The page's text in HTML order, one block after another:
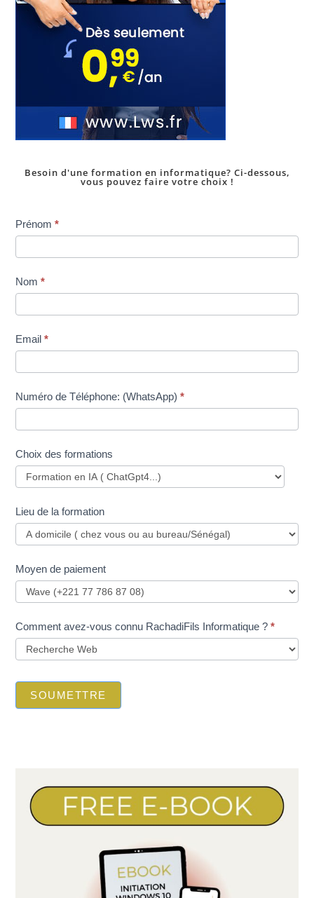
Besoin d'une formation en informatique? Ci-dessous,
vous pouvez faire votre choix !
Inscription
dans
une
Prénom*
Nom*
Email*
Numéro de Téléphone: (WhatsApp)*
Choix des formations
Lieu de la formation
Moyen de paiement
Comment avez-vous connu RachadiFils Informatique ?*
SOUMETTRE